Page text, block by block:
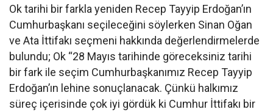
Ok tarihi bir farkla yeniden Recep Tayyip Erdoğan’ın
Cumhurbaşkanı seçileceğini söylerken Sinan Oğan
ve Ata İttifakı seçmeni hakkında değerlendirmelerde
bulundu; Ok “28 Mayıs tarihinde göreceksiniz tarihi
bir fark ile seçim Cumhurbaşkanımız Recep Tayyip
Erdoğan’ın lehine sonuçlanacak. Çünkü halkımız
süreç içerisinde çok iyi gördük ki Cumhur İttifakı bir